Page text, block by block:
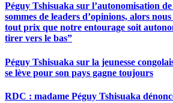
Péguy Tshisuaka sur l’autonomisation
sommes de leaders d’opinions, alors
tout prix que notre entourage soit
tirer vers le bas”
Péguy Tshisuaka sur la jeunesse
se lève pour son pays gagne toujours
RDC : madame Péguy Tshisuaka